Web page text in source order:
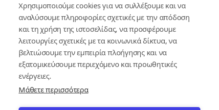
Κέντρο Γνώσης
Πλατφόρμα
Εγγραφή
Για δημοσίους υπαλλήλους
Χρησιμοποιούμε cookies για να συλλέξουμε και να
αναλύσουμε πληροφορίες σχετικές με την απόδοση
και τη χρήση της ιστοσελίδας, να προσφέρουμε
λειτουργίες σχετικές με τα κοινωνικά δίκτυα, να
βελτιώσουμε την εμπειρία πλοήγησης και να
εξατομικεύσουμε περιεχόμενο και προωθητικές
ενέργειες.
Μάθετε περισσότερα